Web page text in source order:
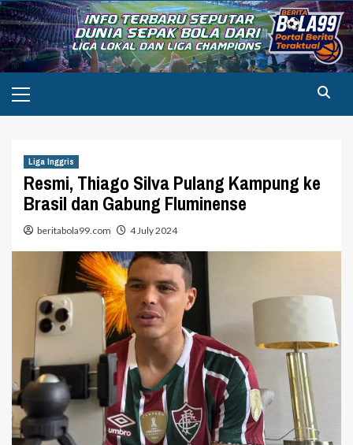
Skip
to
content
Menu
Liga Inggris
Resmi, Thiago Silva Pulang Kampung ke
Brasil dan Gabung Fluminense
beritabola99.com 4 July 2024